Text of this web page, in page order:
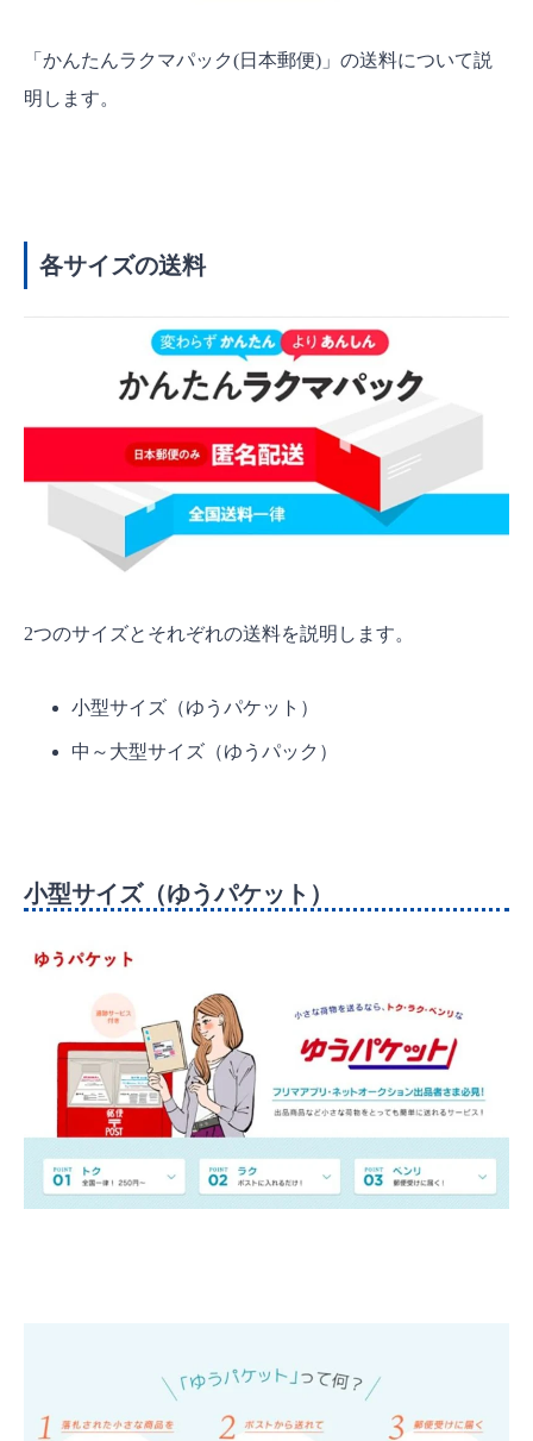
「かんたんラクマパック(日本郵便)」の送料について説
明します。
各サイズの送料
2つのサイズとそれぞれの送料を説明します。
小型サイズ（ゆうパケット）
中～大型サイズ（ゆうパック）
小型サイズ（ゆうパケット）